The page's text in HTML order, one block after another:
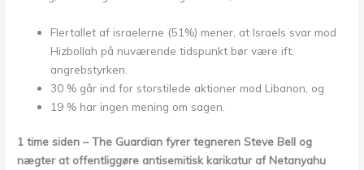
Flertallet af israelerne (51%) mener, at Israels svar mod
Hizbollah på nuværende tidspunkt bør være ift.
angrebstyrken.
30 % går ind for storstilede aktioner mod Libanon, og
19 % har ingen mening om sagen.
1 time siden – The Guardian fyrer tegneren Steve Bell og
nægter at offentliggøre antisemitisk karikatur af Netanyahu